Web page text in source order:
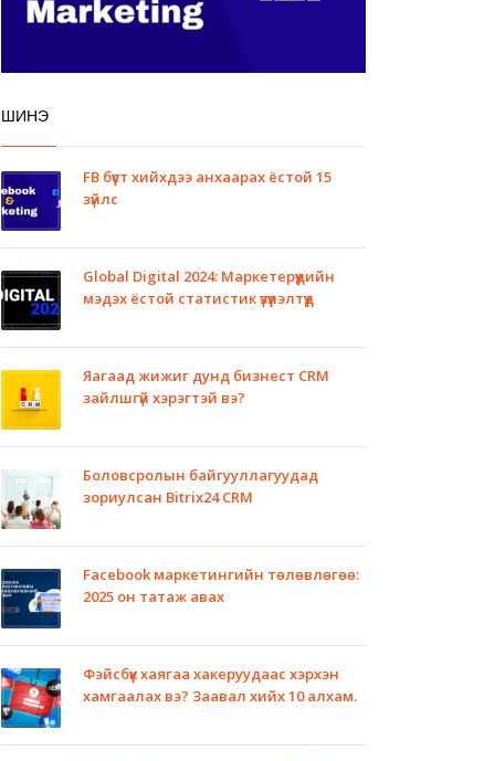
ШИНЭ
FB бүүст хийхдээ анхаарах ёстой 15
зүйлс
Global Digital 2024: Маркетерүүдийн
мэдэх ёстой статистик үзүүлэлтүүд
Яагаад жижиг дунд бизнест CRM
зайлшгүй хэрэгтэй вэ?
Боловсролын байгууллагуудад
зориулсан Bitrix24 CRM
Facebook маркетингийн төлөвлөгөө:
2025 он татаж авах
Фэйсбүүк хаягаа хакеруудаас хэрхэн
хамгаалах вэ? Заавал хийх 10 алхам.